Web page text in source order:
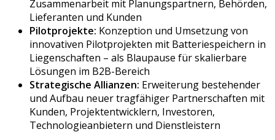
Zusammenarbeit mit Planungspartnern, Behörden,
Lieferanten und Kunden
Pilotprojekte: Konzeption und Umsetzung von
innovativen Pilotprojekten mit Batteriespeichern in
Liegenschaften – als Blaupause für skalierbare
Lösungen im B2B-Bereich
Strategische Allianzen: Erweiterung bestehender
und Aufbau neuer tragfähiger Partnerschaften mit
Kunden, Projektentwicklern, Investoren,
Technologieanbietern und Dienstleistern